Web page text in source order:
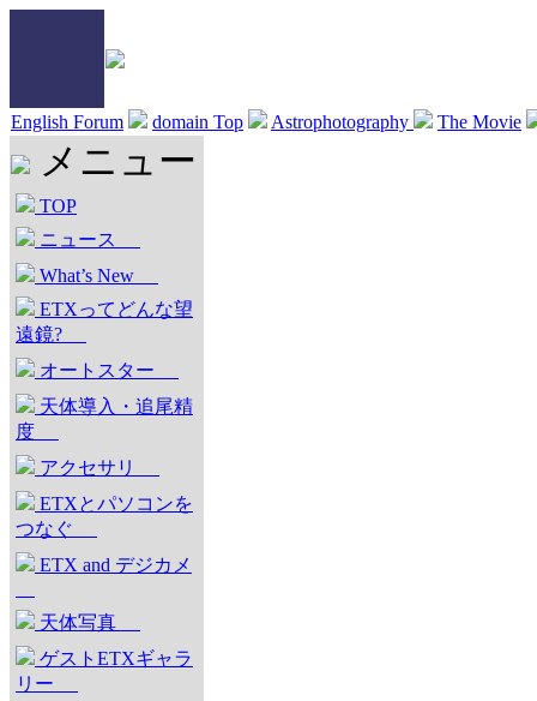
English Forum domain Top Astrophotography The Movie
メニュー
TOP
ニュース
What’s New
ETXってどんな望
遠鏡?
オートスター
天体導入・追尾精
度
アクセサリ
ETXとパソコンを
つなぐ
ETX and デジカメ
天体写真
ゲストETXギャラ
リー